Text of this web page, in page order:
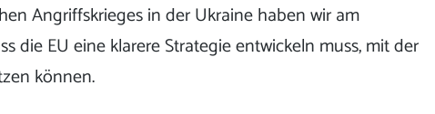
Angriffskrieges in der Ukraine haben wir am
die EU eine klarere Strategie entwickeln muss, mit der
können.